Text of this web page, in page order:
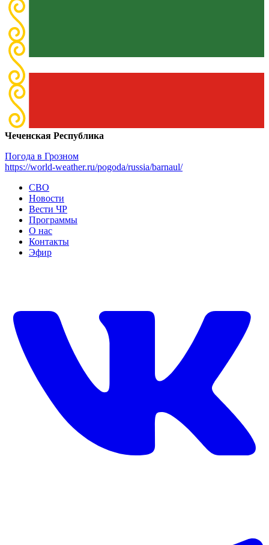
Чеченская Республика
Погода в Грозном
https://world-weather.ru/pogoda/russia/barnaul/
СВО
Новости
Вести ЧР
Программы
О нас
Контакты
Эфир